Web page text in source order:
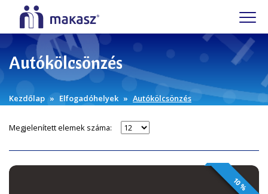
Autókölcsönzés
Kezdőlap Elfogadóhelyek Autókölcsönzés
Megjelenített elemek száma:
10 %